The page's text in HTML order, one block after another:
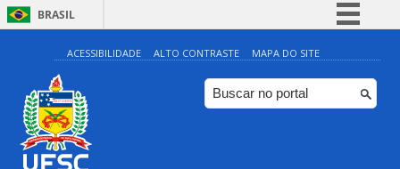
BRASIL
Simplifique!
Comunica BR
Participe
ACESSIBILIDADE ALTO CONTRASTE MAPA DO SITE